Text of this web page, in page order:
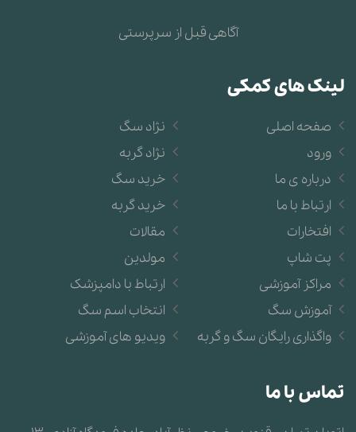
آگاهی قبل از سرپرستی
لینک های کمکی
نژاد سگ
نژاد گربه
خرید سگ
خرید گربه
مقالات
مولدین
ارتباط با دامپزشک
انتخاب اسم سگ
ویدیو های آموزشی
صفحه اصلی
ورود
درباره ی ما
ارتباط با ما
افتخارات
پت شاپ
مراکز آموزشی
آموزش سگ
واگذاری رایگان سگ و گربه
تماس با ما